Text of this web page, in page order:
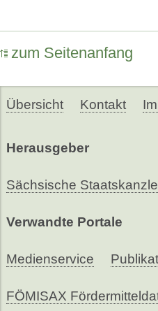
zum Seitenanfang
Übersicht Kontakt
Herausgeber
Sächsische
Verwandte Portale
Medienservice
FÖMISAX